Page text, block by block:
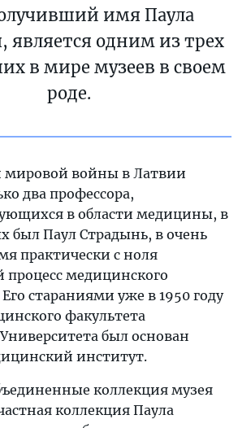
имя Паула
является одним из трех
в мире музеев в своем
роде.
мировой войны в Латвии
два профессора,
в области медицины, в
был Паул Страдынь, в очень
практически с ноля
медицинского
стараниями уже в 1950 году
факультета
был основан
институт.
коллекция музея
коллекция Паула